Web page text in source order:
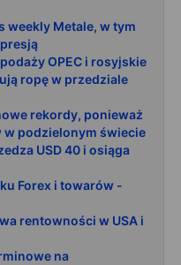
weekly Metale, w tym
OPEC i rosyjskie
ropę w przedziale
rekordy, ponieważ
podzielonym świecie
USD 40 i osiąga
Forex i towarów -
rentowności w USA i
na